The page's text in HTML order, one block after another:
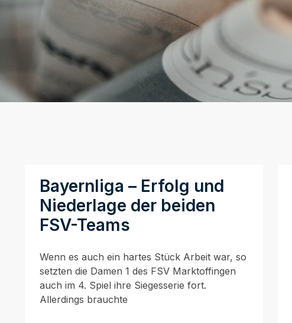
Bayernliga – Erfolg und
Niederlage der beiden
FSV-Teams
Wenn es auch ein hartes Stück Arbeit war, so
setzten die Damen 1 des FSV Marktoffingen
auch im 4. Spiel ihre Siegesserie fort.
Allerdings brauchte